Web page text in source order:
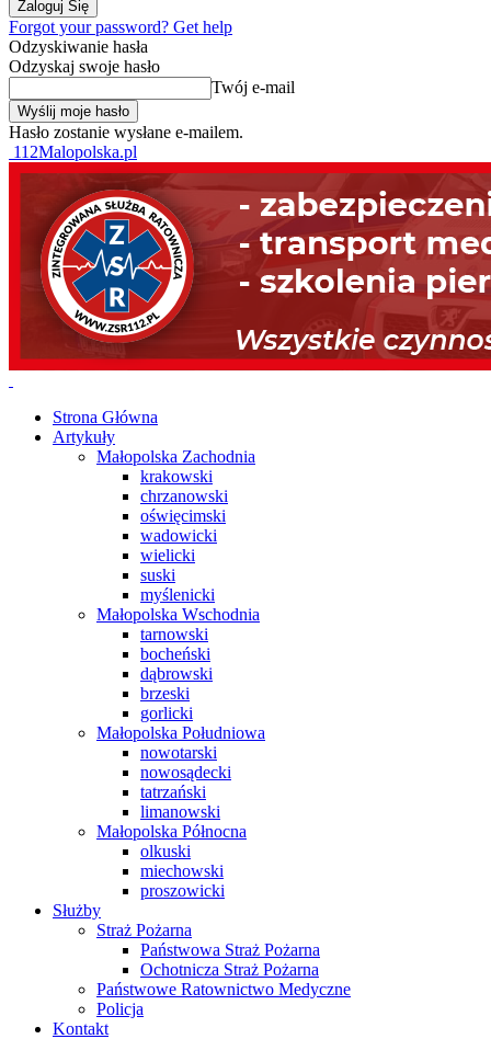
Forgot your password? Get help
Odzyskiwanie hasła
Odzyskaj swoje hasło
Twój e-mail
Hasło zostanie wysłane e-mailem.
112Malopolska.pl
Strona Główna
Artykuły
Małopolska Zachodnia
krakowski
chrzanowski
oświęcimski
wadowicki
wielicki
suski
myślenicki
Małopolska Wschodnia
tarnowski
bocheński
dąbrowski
brzeski
gorlicki
Małopolska Południowa
nowotarski
nowosądecki
tatrzański
limanowski
Małopolska Północna
olkuski
miechowski
proszowicki
Służby
Straż Pożarna
Państwowa Straż Pożarna
Ochotnicza Straż Pożarna
Państwowe Ratownictwo Medyczne
Policja
Kontakt